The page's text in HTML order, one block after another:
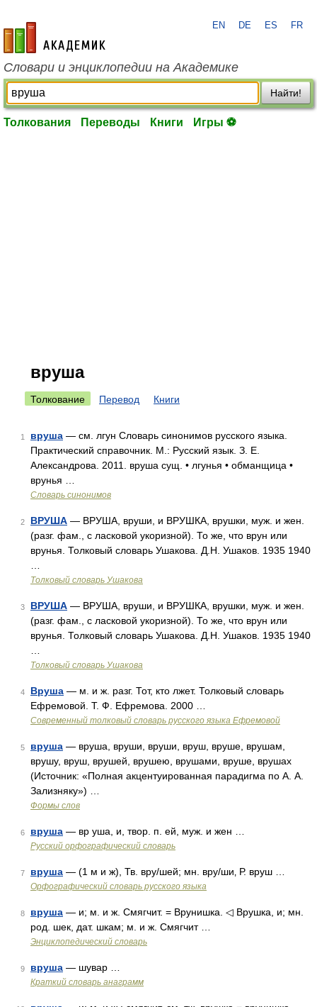
academic.ru
EN DE ES FR
Словари и энциклопедии на Академике
Найти!
Толкования Переводы Книги Игры ⚽
вруша
Толкование Перевод Книги
1 вруша — см. лгун Словарь синонимов русского языка.
Практический справочник. М.: Русский язык. З. Е.
Александрова. 2011. вруша сущ. • лгунья • обманщица •
врунья …
Словарь синонимов
2 ВРУША — ВРУША, вруши, и ВРУШКА, врушки, муж. и жен.
(разг. фам., с ласковой укоризной). То же, что врун или
врунья. Толковый словарь Ушакова. Д.Н. Ушаков. 1935 1940
Толковый словарь Ушакова
3 ВРУША — ВРУША, вруши, и ВРУШКА, врушки, муж. и жен.
(разг. фам., с ласковой укоризной). То же, что врун или
врунья. Толковый словарь Ушакова. Д.Н. Ушаков. 1935 1940
Толковый словарь Ушакова
4 Вруша — м. и ж. разг. Тот, кто лжет. Толковый словарь
Ефремовой. Т. Ф. Ефремова. 2000 …
Современный толковый словарь русского языка Ефремовой
5 вруша — вруша, вруши, вруши, вруш, вруше, врушам,
врушу, вруш, врушей, врушею, врушами, вруше, врушах
(Источник: «Полная акцентуированная парадигма по А. А.
Зализняку») …
Формы слов
6 вруша — вр уша, и, твор. п. ей, муж. и жен …
Русский орфографический словарь
7 вруша — (1 м и ж), Тв. вру/шей; мн. вру/ши‚ Р. вруш …
Орфографический словарь русского языка
8 вруша — и; м. и ж. Смягчит. = Врунишка. ◁ Врушка, и; мн.
род. шек, дат. шкам; м. и ж. Смягчит …
Энциклопедический словарь
9 вруша — шувар …
Краткий словарь анаграмм